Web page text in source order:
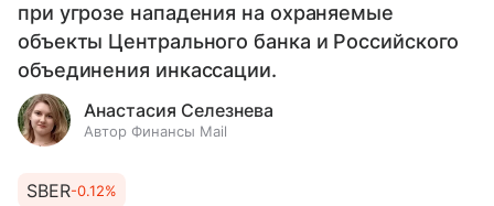
при угрозе нападения на охраняемые
объекты Центрального банка и Российского
объединения инкассации.
Анастасия Селезнева
Автор Финансы Mail
SBER-0.12%